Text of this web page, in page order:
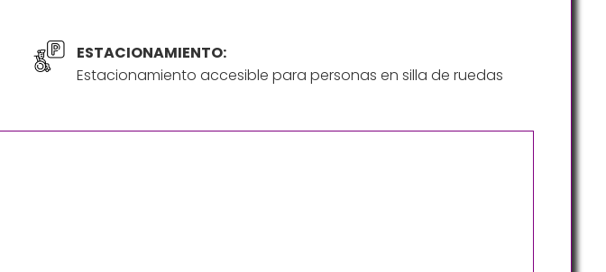
ESTACIONAMIENTO:
Estacionamiento accesible para personas en silla de ruedas